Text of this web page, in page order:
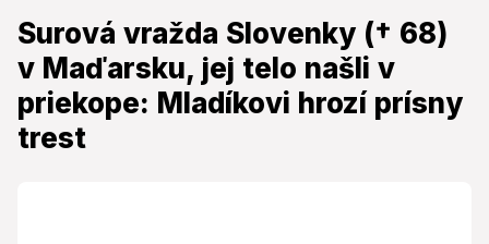
Surová vražda Slovenky († 68)
v Maďarsku, jej telo našli v
priekope: Mladíkovi hrozí prísny
trest
Surová vražda Slovenky († 68) v
Maďarsku, jej telo našli v
priekope: Mladíkovi hrozí prísny
trest